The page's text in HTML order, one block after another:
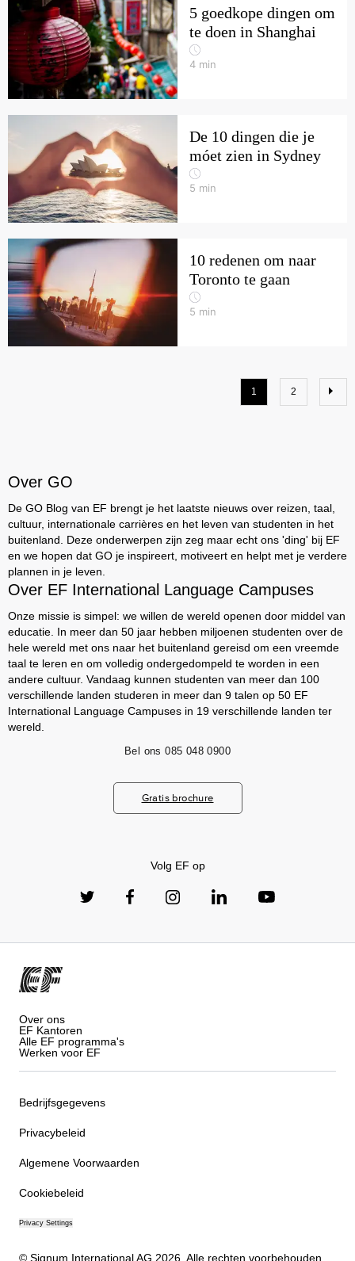
5 goedkope dingen om
te doen in Shanghai
4 min
De 10 dingen die je
móet zien in Sydney
5 min
10 redenen om naar
Toronto te gaan
5 min
1 2
Over GO
De GO Blog van EF brengt je het laatste nieuws over reizen, taal,
cultuur, internationale carrières en het leven van studenten in het
buitenland. Deze onderwerpen zijn zeg maar echt ons 'ding' bij EF
en we hopen dat GO je inspireert, motiveert en helpt met je verdere
plannen in je leven.
Over EF International Language Campuses
Onze missie is simpel: we willen de wereld openen door middel van
educatie. In meer dan 50 jaar hebben miljoenen studenten over de
hele wereld met ons naar het buitenland gereisd om een vreemde
taal te leren en om volledig ondergedompeld te worden in een
andere cultuur. Vandaag kunnen studenten van meer dan 100
verschillende landen studeren in meer dan 9 talen op 50 EF
International Language Campuses in 19 verschillende landen ter
wereld.
Bel ons 085 048 0900
Gratis brochure
Volg EF op
Over ons
EF Kantoren
Alle EF programma's
Werken voor EF
Bedrijfsgegevens
Privacybeleid
Algemene Voorwaarden
Cookiebeleid
Privacy Settings
© Signum International AG 2026. Alle rechten voorbehouden.